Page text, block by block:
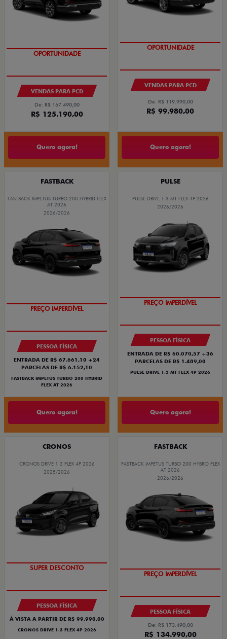
OPORTUNIDADE
VENDAS PARA PCD
De: R$ 167.490,00
R$ 125.190,00
Quero agora!
OPORTUNIDADE
VENDAS PARA PCD
De: R$ 119.990,00
R$ 99.980,00
Quero agora!
FASTBACK
FASTBACK IMPETUS TURBO 200 HYBRID FLEX
AT 2026
2026/2026
PREÇO IMPERDÍVEL
PESSOA FÍSICA
ENTRADA DE R$ 67.661,10 +24
PARCELAS DE R$ 6.152,10
FASTBACK IMPETUS TURBO 200 HYBRID
FLEX AT 2026
Quero agora!
PULSE
PULSE DRIVE 1.3 MT FLEX 4P 2026
2026/2026
PREÇO IMPERDÍVEL
PESSOA FÍSICA
ENTRADA DE R$ 60.070,57 +36
PARCELAS DE R$ 1.489,00
PULSE DRIVE 1.3 MT FLEX 4P 2026
Quero agora!
CRONOS
CRONOS DRIVE 1.3 FLEX 4P 2026
2025/2026
SUPER DESCONTO
PESSOA FÍSICA
À VISTA A PARTIR DE R$ 99.990,00
CRONOS DRIVE 1.3 FLEX 4P 2026
FASTBACK
FASTBACK IMPETUS TURBO 200 HYBRID FLEX
AT 2026
2026/2026
PREÇO IMPERDÍVEL
PESSOA FÍSICA
De: R$ 173.490,00
R$ 134.990,00